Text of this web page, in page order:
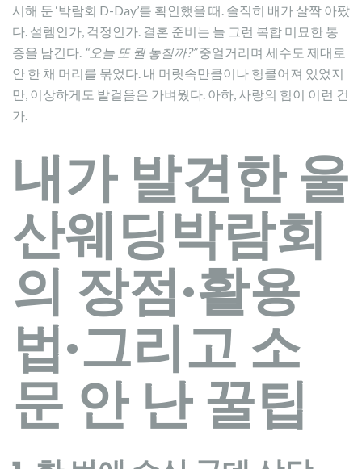
시해 둔 ‘박람회 D-Day’를 확인했을 때. 솔직히 배가 살짝 아팠
다. 설렘인가, 걱정인가. 결혼 준비는 늘 그런 복합 미묘한 통
증을 남긴다. “오늘 또 뭘 놓칠까?”중얼거리며 세수도 제대로
안 한 채 머리를 묶었다. 내 머릿속만큼이나 헝클어져 있었지
만, 이상하게도 발걸음은 가벼웠다. 아하, 사랑의 힘이 이런 건
가.
내가 발견한 울
산웨딩박람회
의 장점·활용
법·그리고 소
문 안 난 꿀팁